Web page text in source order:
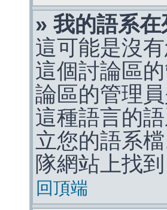
» 我的語系
這可能是沒
這個討論區
論區的管理
這種語言的
立您的語系
隊網站上找
回頂端